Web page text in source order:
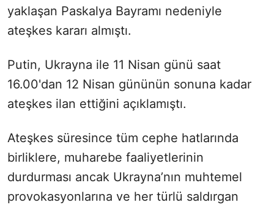
yaklaşan Paskalya Bayramı nedeniyle
ateşkes kararı almıştı.
Putin, Ukrayna ile 11 Nisan günü saat
16.00'dan 12 Nisan gününün sonuna kadar
ateşkes ilan ettiğini açıklamıştı.
Ateşkes süresince tüm cephe hatlarında
birliklere, muharebe faaliyetlerinin
durdurması ancak Ukrayna’nın muhtemel
provokasyonlarına ve her türlü saldırgan